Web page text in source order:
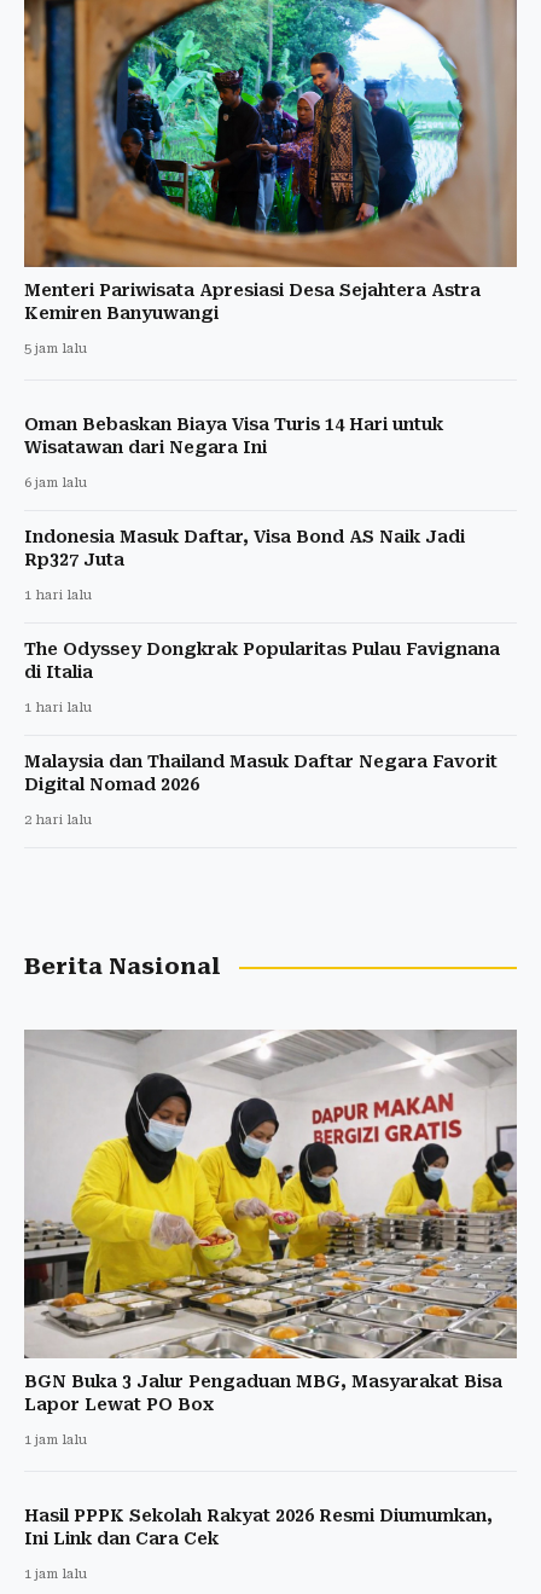
Menteri Pariwisata Apresiasi Desa Sejahtera Astra
Kemiren Banyuwangi
5 jam lalu
Oman Bebaskan Biaya Visa Turis 14 Hari untuk
Wisatawan dari Negara Ini
6 jam lalu
Indonesia Masuk Daftar, Visa Bond AS Naik Jadi
Rp327 Juta
1 hari lalu
The Odyssey Dongkrak Popularitas Pulau Favignana
di Italia
1 hari lalu
Malaysia dan Thailand Masuk Daftar Negara Favorit
Digital Nomad 2026
2 hari lalu
Berita Nasional
BGN Buka 3 Jalur Pengaduan MBG, Masyarakat Bisa
Lapor Lewat PO Box
1 jam lalu
Hasil PPPK Sekolah Rakyat 2026 Resmi Diumumkan,
Ini Link dan Cara Cek
1 jam lalu